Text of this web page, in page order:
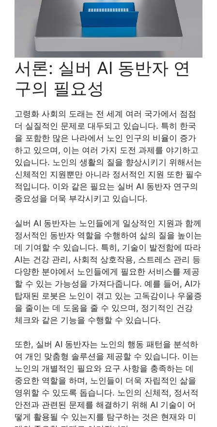
서론: 실버 AI 동반자 연
구의 필요성
고령화 사회의 도래는 전 세계 여러 국가에서 점점
더 실질적인 문제로 대두되고 있습니다. 특히 한국
을 포함한 많은 나라에서 노인 인구의 비율이 증가
하고 있으며, 이는 여러 가지 도전 과제를 야기하고
있습니다. 노인의 생활의 질을 향상시키기 위해서는
신체적인 지원뿐만 아니라 정서적인 지원 또한 필수
적입니다. 이와 같은 필요는 실버 AI 동반자 연구의
중요성을 더욱 부각시키고 있습니다.
실버 AI 동반자는 노인들에게 일상적인 지원과 함께
정서적인 동반자 역할을 수행하여 삶의 질을 높이는
데 기여할 수 있습니다. 특히, 기술이 발전함에 따라
AI는 건강 관리, 사회적 상호작용, 스트레스 관리 등
다양한 분야에서 노인들에게 필요한 서비스를 제공
할 수 있는 가능성을 가져다줍니다. 예를 들어, AI가
탑재된 로봇은 노인이 겪고 있는 고독감이나 우울증
을 줄이는 데 도움을 줄 수 있으며, 정기적인 건강
체크와 같은 기능을 수행할 수 있습니다.
또한, 실버 AI 동반자는 노인의 행동 패턴을 분석하
여 개인 맞춤형 솔루션을 제공할 수 있습니다. 이는
노인의 개별적인 필요와 요구 사항을 충족하는 데
중요한 역할을 하며, 노인들이 더욱 자립적인 삶을
영위할 수 있도록 돕습니다. 노인의 신체적, 정서적
안전과 관련된 문제를 해결하기 위해 AI 기술이 어
떻게 활용될 수 있는지를 탐구하는 것은 현재와 미